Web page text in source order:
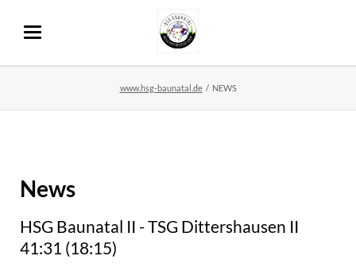
www.hsg-baunatal.de NEWS
News
HSG Baunatal II - TSG Dittershausen II
41:31 (18:15)